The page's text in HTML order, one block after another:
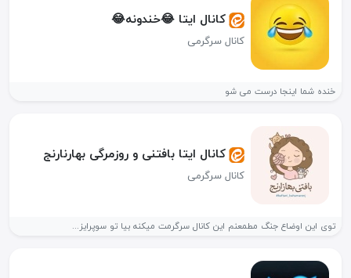
کانال ایتا 😂خندونه😂
کانال سرگرمی
خنده شما اینجا درست می شو
کانال ایتا بافتنی و روزمرگی بهارنارنج
کانال سرگرمی
توی این اوضاع جنگ مطمعنم این کانال سرگرمت میکنه بیا تو سوپرایز...